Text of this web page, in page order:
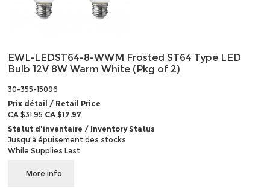
EWL-LEDST64-8-WWM Frosted ST64 Type LED
Bulb 12V 8W Warm White (Pkg of 2)
30-355-15096
Prix détail / Retail Price
CA $31.95CA $17.97
Statut d'inventaire / Inventory Status
Jusqu'à épuisement des stocks
While Supplies Last
More info